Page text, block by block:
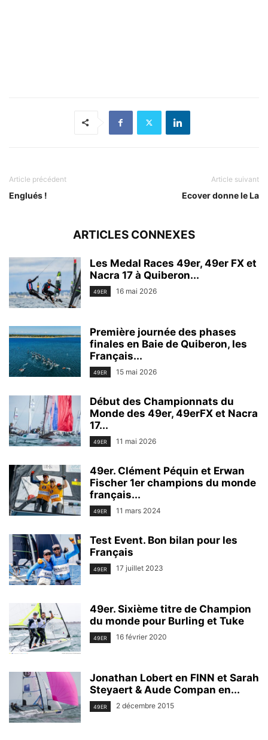
Article précédent
Englués !
Article suivant
Ecover donne le La
ARTICLES CONNEXES
Les Medal Races 49er, 49er FX et
Nacra 17 à Quiberon...
49ER 16 mai 2026
Première journée des phases
finales en Baie de Quiberon, les
Français...
49ER 15 mai 2026
Début des Championnats du
Monde des 49er, 49erFX et Nacra
17...
49ER 11 mai 2026
49er. Clément Péquin et Erwan
Fischer 1er champions du monde
français...
49ER 11 mars 2024
Test Event. Bon bilan pour les
Français
49ER 17 juillet 2023
49er. Sixième titre de Champion
du monde pour Burling et Tuke
49ER 16 février 2020
Jonathan Lobert en FINN et Sarah
Steyaert & Aude Compan en...
49ER 2 décembre 2015